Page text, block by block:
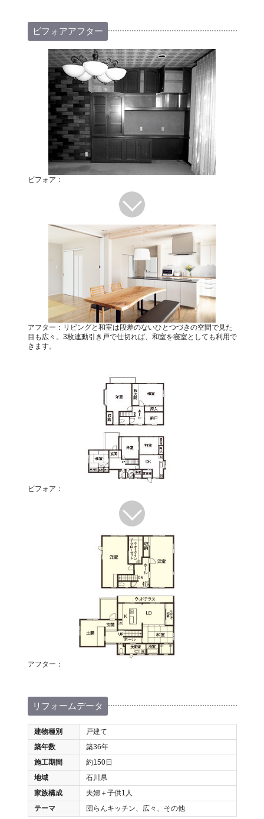
ビフォアアフター
ビフォア：
アフター：リビングと和室は段差のないひとつづきの空間で見た
目も広々。3枚連動引き戸で仕切れば、和室を寝室としても利用で
きます。
ビフォア：
アフター：
リフォームデータ
建物種別
戸建て
築年数
築36年
施工期間
約150日
地域
石川県
家族構成
夫婦＋子供1人
テーマ
団らんキッチン、広々、その他